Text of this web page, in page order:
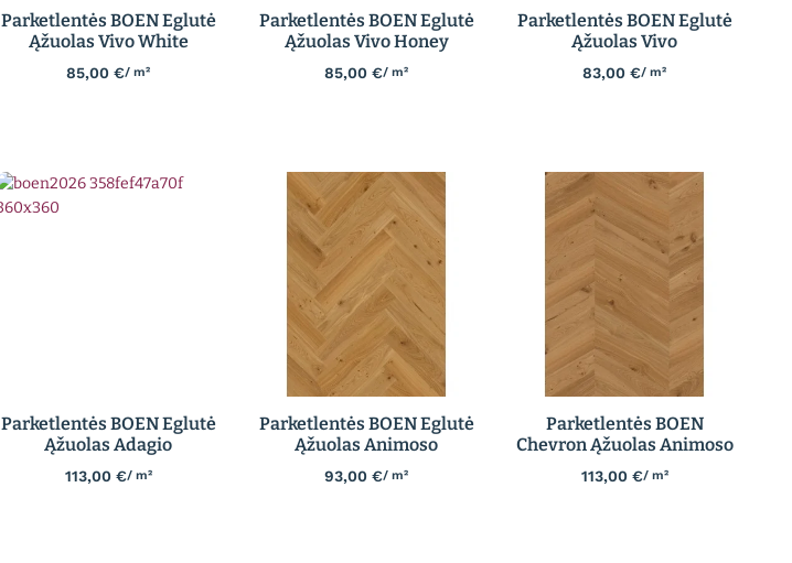
Parketlentės BOEN Eglutė
Ąžuolas Vivo White
85,00€/ m²
Parketlentės BOEN Eglutė
Ąžuolas Vivo Honey
85,00€/ m²
Parketlentės BOEN Eglutė
Ąžuolas Vivo
83,00 €/ m²
Parketlentės BOEN Eglutė
Ąžuolas Adagio
113,00 €/ m²
Parketlentės BOEN Eglutė
Ąžuolas Animoso
93,00€/ m²
Parketlentės BOEN
Chevron Ąžuolas Animoso
113,00 €/ m²